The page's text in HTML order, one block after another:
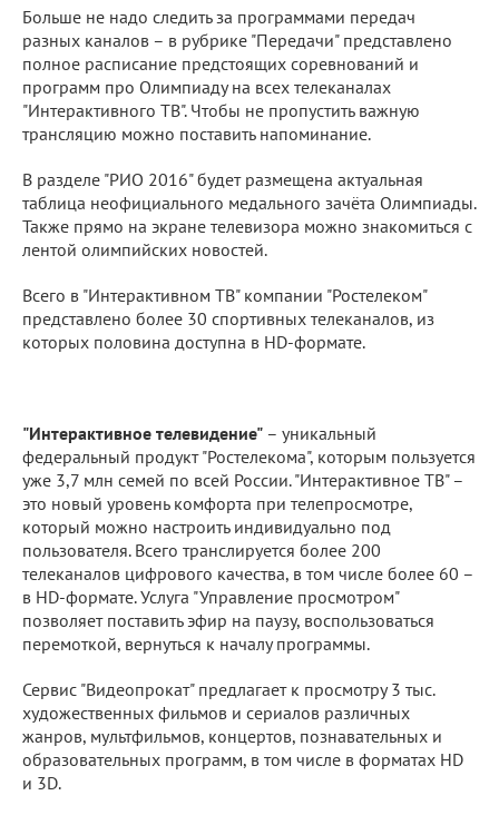
Больше не надо следить за программами передач
разных каналов – в рубрике "Передачи" представлено
полное расписание предстоящих соревнований и
программ про Олимпиаду на всех телеканалах
"Интерактивного ТВ". Чтобы не пропустить важную
трансляцию можно поставить напоминание.
В разделе "РИО 2016" будет размещена актуальная
таблица неофициального медального зачёта Олимпиады.
Также прямо на экране телевизора можно знакомиться с
лентой олимпийских новостей.
Всего в "Интерактивном ТВ" компании "Ростелеком"
представлено более 30 спортивных телеканалов, из
которых половина доступна в HD-формате.
"Интерактивное телевидение" – уникальный
федеральный продукт "Ростелекома", которым пользуется
уже 3,7 млн семей по всей России. "Интерактивное ТВ" –
это новый уровень комфорта при телепросмотре,
который можно настроить индивидуально под
пользователя. Всего транслируется более 200
телеканалов цифрового качества, в том числе более 60 –
в HD-формате. Услуга "Управление просмотром"
позволяет поставить эфир на паузу, воспользоваться
перемоткой, вернуться к началу программы.
Сервис "Видеопрокат" предлагает к просмотру 3 тыс.
художественных фильмов и сериалов различных
жанров, мультфильмов, концертов, познавательных и
образовательных программ, в том числе в форматах HD
и 3D.